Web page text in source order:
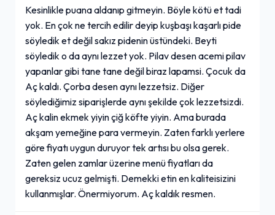
Kesinlikle puana aldanıp gitmeyin. Böyle kötü et tadi
yok. En çok ne tercih edilir deyip kuşbaşı kaşarlı pide
söyledik et değil sakız pidenin üstündeki. Beyti
söyledik o da aynı lezzet yok. Pilav desen acemi pilav
yapanlar gibi tane tane değil biraz lapamsi. Çocuk da
Aç kaldı. Çorba desen aynı lezzetsiz. Diğer
söylediğimiz siparişlerde aynı şekilde çok lezzetsizdi.
Aç kalin ekmek yiyin çiğ köfte yiyin. Ama burada
akşam yemeğine para vermeyin. Zaten farklı yerlere
göre fiyatı uygun duruyor tek artısı bu olsa gerek.
Zaten gelen zamlar üzerine menü fiyatları da
gereksiz ucuz gelmişti. Demekki etin en kaliteisizini
kullanmışlar. Önermiyorum. Aç kaldık resmen.